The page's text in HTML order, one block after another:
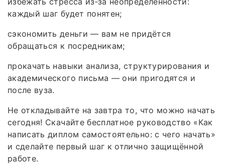
каждый шаг будет понятен;
сэкономить деньги — вам не придётся
обращаться к посредникам;
прокачать навыки анализа, структурирования и
академического письма — они пригодятся и
после вуза.
Не откладывайте на завтра то, что можно начать
сегодня! Скачайте бесплатное руководство «Как
написать диплом самостоятельно: с чего начать»
и сделайте первый шаг к отлично защищённой
работе.